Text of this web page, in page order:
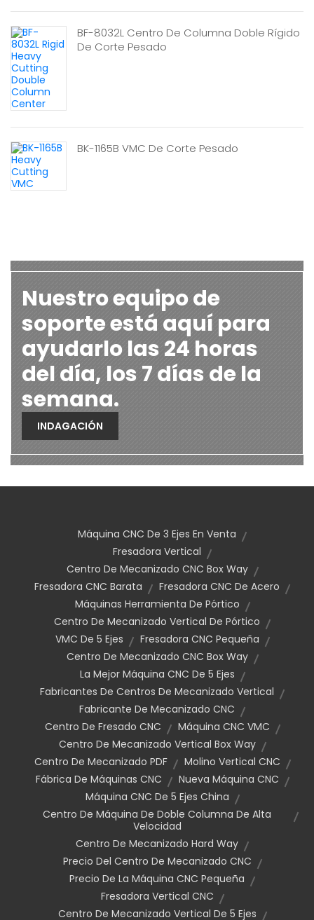
BF-8032L Centro De Columna Doble Rígido
De Corte Pesado
BK-1165B VMC De Corte Pesado
Nuestro equipo de
soporte está aquí para
ayudarlo las 24 horas
del día, los 7 días de la
semana.
INDAGACIÓN
Máquina CNC De 3 Ejes En Venta
Fresadora Vertical
Centro De Mecanizado CNC Box Way
Fresadora CNC Barata
Fresadora CNC De Acero
Máquinas Herramienta De Pórtico
Centro De Mecanizado Vertical De Pórtico
VMC De 5 Ejes
Fresadora CNC Pequeña
Centro De Mecanizado CNC Box Way
La Mejor Máquina CNC De 5 Ejes
Fabricantes De Centros De Mecanizado Vertical
Fabricante De Mecanizado CNC
Centro De Fresado CNC
Máquina CNC VMC
Centro De Mecanizado Vertical Box Way
Centro De Mecanizado PDF
Molino Vertical CNC
Fábrica De Máquinas CNC
Nueva Máquina CNC
Máquina CNC De 5 Ejes China
Centro De Máquina De Doble Columna De Alta
Velocidad
Centro De Mecanizado Hard Way
Precio Del Centro De Mecanizado CNC
Precio De La Máquina CNC Pequeña
Fresadora Vertical CNC
Centro De Mecanizado Vertical De 5 Ejes